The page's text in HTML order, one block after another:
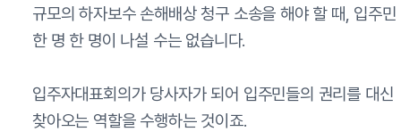
규모의 하자보수 손해배상 청구 소송을 해야 할 때, 입주민
한 명 한 명이 나설 수는 없습니다.
입주자대표회의가 당사자가 되어 입주민들의 권리를 대신
찾아오는 역할을 수행하는 것이죠.